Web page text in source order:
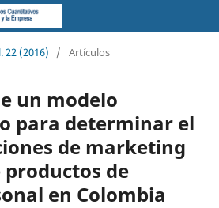
22 (2016) / Artículos
un modelo
para determinar el
de marketing
productos de
en Colombia